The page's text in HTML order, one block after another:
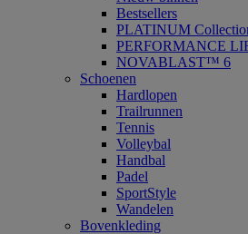
Bestsellers
PLATINUM
PERFORMANCE
NOVABLAST™ 6
Schoenen
Hardlopen
Trailrunnen
Tennis
Volleybal
Handbal
Padel
SportStyle
Wandelen
Bovenkleding